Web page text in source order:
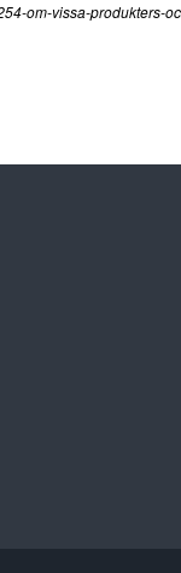
om-vissa-produkters-